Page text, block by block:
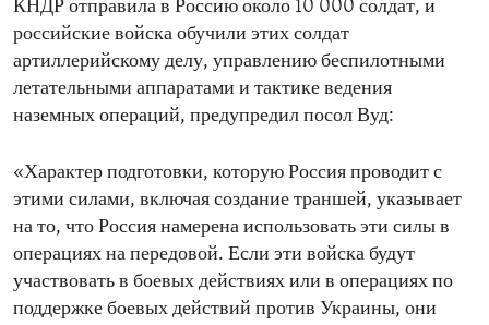
КНДР отправила в Россию около 10 000 солдат, и
российские войска обучили этих солдат
артиллерийскому делу, управлению беспилотными
летательными аппаратами и тактике ведения
наземных операций, предупредил посол Вуд:
«Характер подготовки, которую Россия проводит с
этими силами, включая создание траншей, указывает
на то, что Россия намерена использовать эти силы в
операциях на передовой. Если эти войска будут
участвовать в боевых действиях или в операциях по
поддержке боевых действий против Украины, они